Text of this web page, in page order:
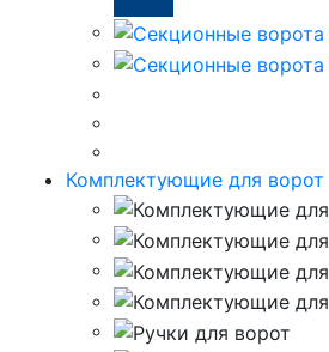
Комплектующие для ворот